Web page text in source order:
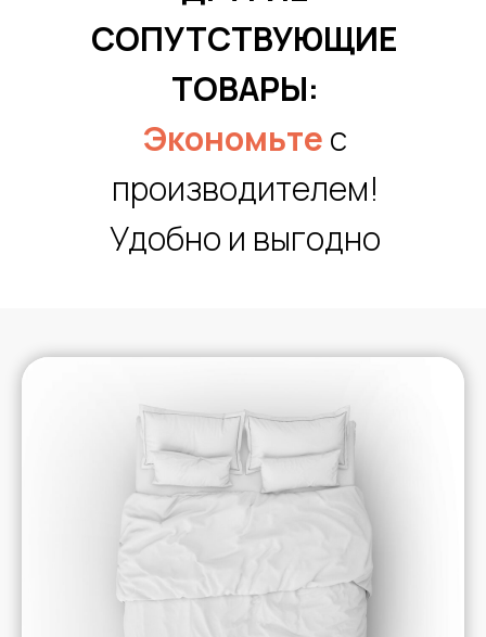
СОПУТСТВУЮЩИЕ
ТОВАРЫ:
Экономьтес
производителем!
Удобно и выгодно